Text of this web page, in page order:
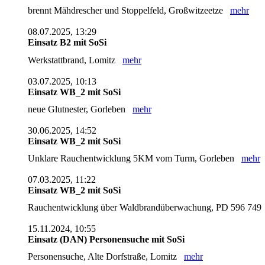
brennt Mähdrescher und Stoppelfeld, Großwitzeetze mehr
08.07.2025, 13:29
Einsatz B2 mit SoSi
Werkstattbrand, Lomitz mehr
03.07.2025, 10:13
Einsatz WB_2 mit SoSi
neue Glutnester, Gorleben mehr
30.06.2025, 14:52
Einsatz WB_2 mit SoSi
Unklare Rauchentwicklung 5KM vom Turm, Gorleben mehr
07.03.2025, 11:22
Einsatz WB_2 mit SoSi
Rauchentwicklung über Waldbrandüberwachung, PD 596 749
15.11.2024, 10:55
Einsatz (DAN) Personensuche mit SoSi
Personensuche, Alte Dorfstraße, Lomitz mehr